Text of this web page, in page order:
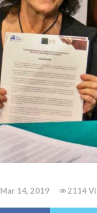
Mar 14, 2019 2114